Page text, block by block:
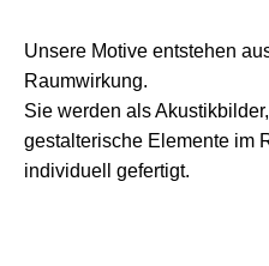
Unsere Motive entstehen
Raumwirkung.
Sie werden als
gestalterische Elemente im
individuell gefertigt.